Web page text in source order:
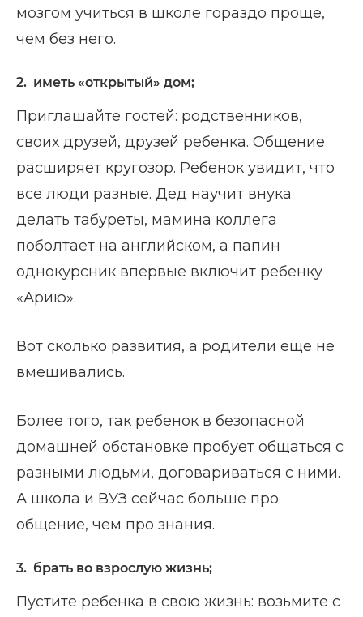
мозгом учиться в школе гораздо проще,
чем без него.
2. иметь «открытый» дом;
Приглашайте гостей: родственников,
своих друзей, друзей ребенка. Общение
расширяет кругозор. Ребенок увидит, что
все люди разные. Дед научит внука
делать табуреты, мамина коллега
поболтает на английском, а папин
однокурсник впервые включит ребенку
«Арию».
Вот сколько развития, а родители еще не
вмешивались.
Более того, так ребенок в безопасной
домашней обстановке пробует общаться с
разными людьми, договариваться с ними.
А школа и ВУЗ сейчас больше про
общение, чем про знания.
3. брать во взрослую жизнь;
Пустите ребенка в свою жизнь: возьмите с